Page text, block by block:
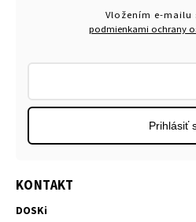
KONTAKT
DOSKi
Vložením e-mailu
podmienkami ochrany
Prihlásiť